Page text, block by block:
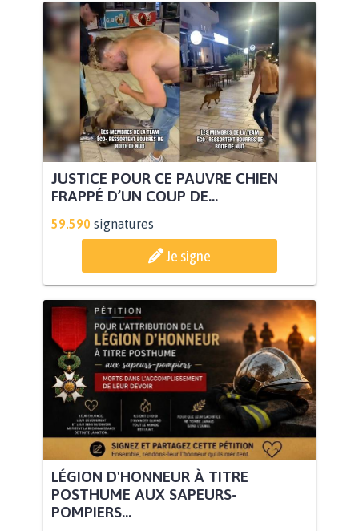
JUSTICE POUR CE PAUVRE CHIEN
FRAPPÉ D’UN COUP DE...
59.590 signatures
Je signe
LÉGION D'HONNEUR À TITRE
POSTHUME AUX SAPEURS-
POMPIERS...